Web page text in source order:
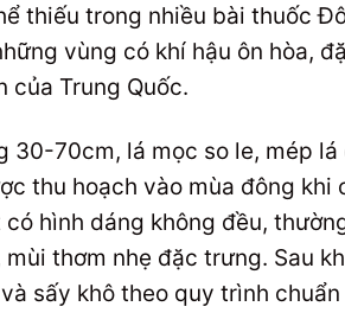
thiếu trong nhiều bài thuốc
vùng có khí hậu ôn hòa,
của Trung Quốc.
30-70cm, lá mọc so le, mép lá
thu hoạch vào mùa đông khi
hình dáng không đều,
thơm nhẹ đặc trưng. Sau
sấy khô theo quy trình